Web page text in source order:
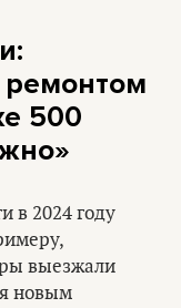
500
в 2024 году
выезжали
новым